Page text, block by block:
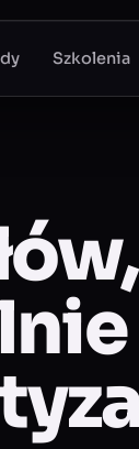
Szkolenia